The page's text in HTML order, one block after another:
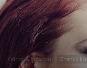
Odnosi & ljubezen Znani o